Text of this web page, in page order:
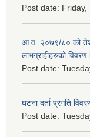
Post date: Friday,
आ.व. २०७९/८० को
लाभग्राहीहरुको विवरण
Post date:
घटना दर्ता प्रगति
Post date: